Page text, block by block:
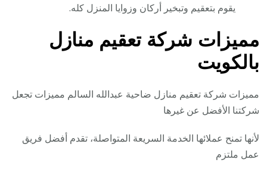
يقوم بتعقيم وتبخير أركان وزوايا المنزل كله.
مميزات شركة تعقيم منازل
بالكويت
مميزات شركة تعقيم منازل ضاحية عبدالله السالم مميزات تجعل
شركتنا الأفضل عن غيرها
لأنها تمنح عملائها الخدمة السريعة المتواصلة، تقدم أفضل فريق
عمل ملتزم